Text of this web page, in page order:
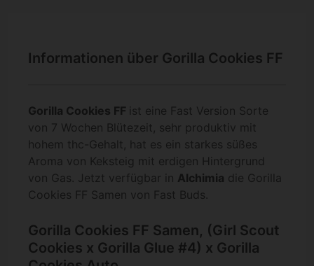
Informationen über Gorilla Cookies FF
Gorilla Cookies FF ist eine Fast Version Sorte
von 7 Wochen Blütezeit, sehr produktiv mit
hohem thc-Gehalt, hat es ein starkes süßes
Aroma von Keksteig mit erdigen Hintergrund
von Gas. Jetzt verfügbar in Alchimia die Gorilla
Cookies FF Samen von Fast Buds.
Gorilla Cookies FF Samen, (Girl Scout
Cookies x Gorilla Glue #4) x Gorilla